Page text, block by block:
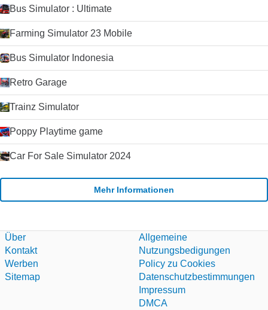
Bus Simulator : Ultimate
Farming Simulator 23 Mobile
Bus Simulator Indonesia
Retro Garage
Trainz Simulator
Poppy Playtime game
Car For Sale Simulator 2024
Mehr Informationen
Über
Kontakt
Werben
Sitemap
Allgemeine
Nutzungsbedigungen
Policy zu Cookies
Datenschutzbestimmungen
Impressum
DMCA